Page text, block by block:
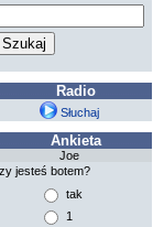
Radio
Słuchaj
Ankieta
Joe
jesteś botem?
tak
1